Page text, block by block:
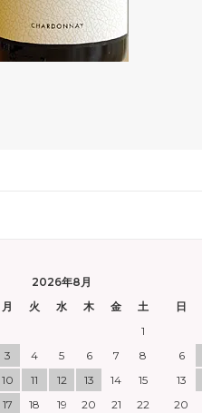
2026年8月
月 火 水 木 金
土
1
3 4 5 6 7
8
10 11 12 13 14
15
17 18 19 20 21
22
日
6
13
20